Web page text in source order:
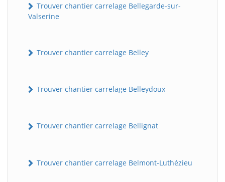
Trouver chantier carrelage Bellegarde-sur-
Valserine
Trouver chantier carrelage Belley
Trouver chantier carrelage Belleydoux
Trouver chantier carrelage Bellignat
Trouver chantier carrelage Belmont-Luthézieu